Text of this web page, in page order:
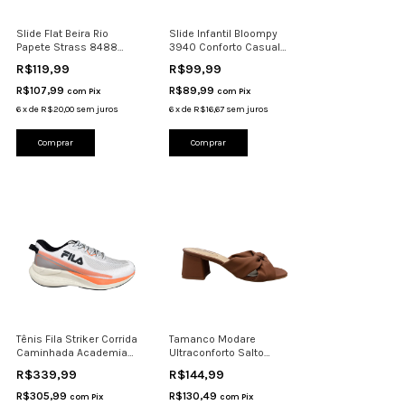
Slide Flat Beira Rio
Papete Strass 8488
R$119,99
R$107,99 com Pix
6xde R$20,00 sem juros
Comprar
Slide Infantil Bloompy
3940 Conforto Casual
R$99,99
R$89,99 com Pix
6xde R$16,67 sem juros
Comprar
Tênis Fila Striker Corrida
Caminhada Academia
R$339,99
R$305,99 com Pix
Tamanco Modare
Ultraconforto Salto
R$144,99
R$130,49 com Pix